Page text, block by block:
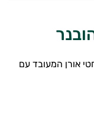
אורן המעובד עם